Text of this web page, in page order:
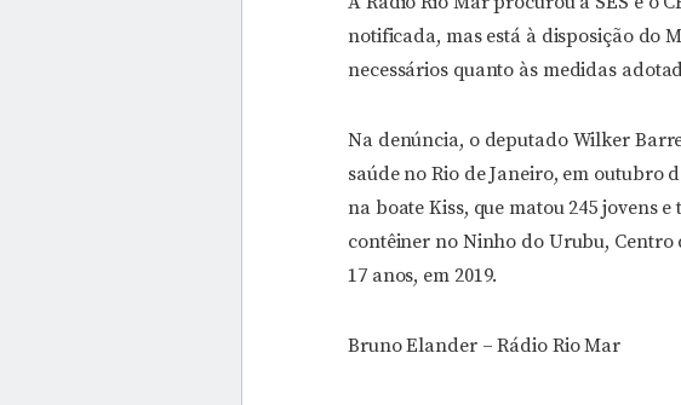
notificada, mas está à disposição do
necessários quanto às medidas
Na denúncia, o deputado Wilker
saúde no Rio de Janeiro, em outubro
na boate Kiss, que matou 245 jovens
contêiner no Ninho do Urubu, Centro
17 anos, em 2019.
Bruno Elander – Rádio Rio Mar